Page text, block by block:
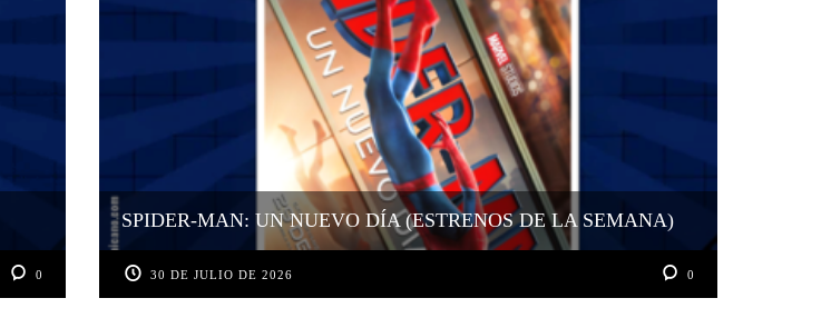
0
SPIDER-MAN: UN NUEVO DÍA (ESTRENOS DE LA SEMANA)
30 DE JULIO DE 2026 0